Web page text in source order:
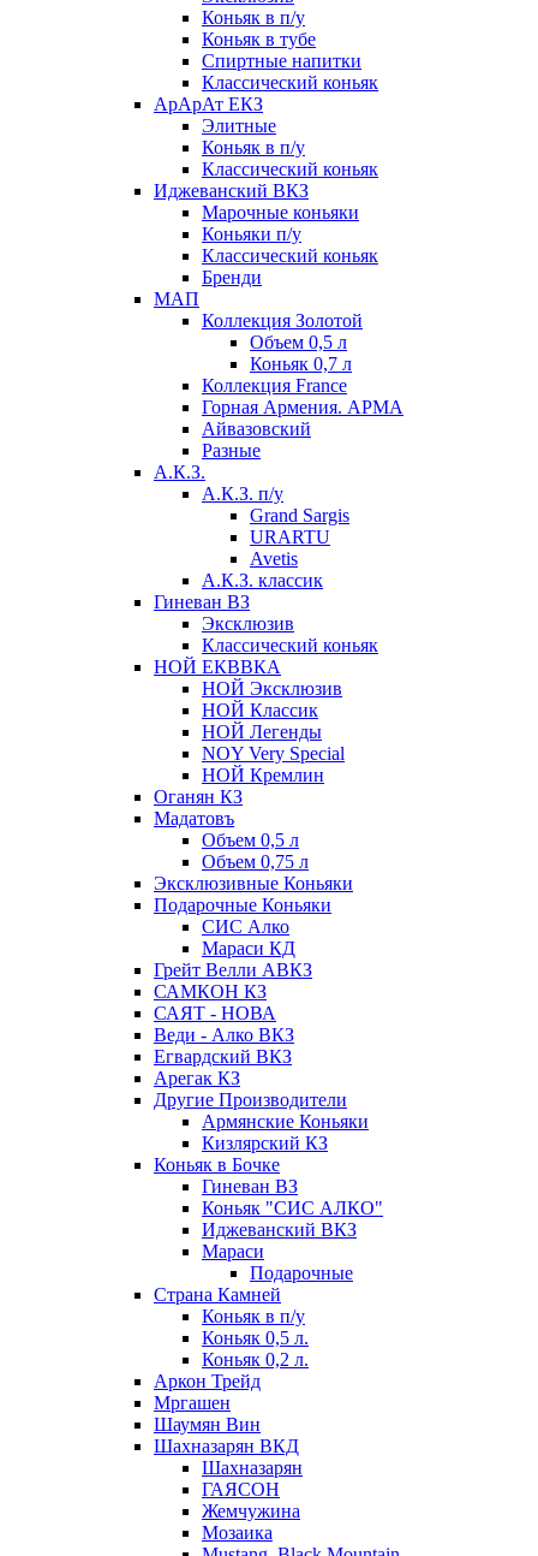
Коньяк в п/у
Коньяк в тубе
Спиртные напитки
Классический коньяк
АрАрАт ЕКЗ
Элитные
Коньяк в п/у
Классический коньяк
Иджеванский ВКЗ
Марочные коньяки
Коньяки п/у
Классический коньяк
Бренди
МАП
Коллекция Золотой
Объем 0,5 л
Коньяк 0,7 л
Коллекция France
Горная Армения. АРМА
Айвазовский
Разные
А.К.З.
А.К.З. п/у
Grand Sargis
URARTU
Avetis
А.К.З. классик
Гиневан ВЗ
Эксклюзив
Классический коньяк
НОЙ ЕКВВКА
НОЙ Эксклюзив
НОЙ Классик
НОЙ Легенды
NOY Very Speсial
НОЙ Кремлин
Оганян КЗ
Мадатовъ
Объем 0,5 л
Объем 0,75 л
Эксклюзивные Коньяки
Подарочные Коньяки
СИС Алко
Мараси КД
Грейт Велли АВКЗ
САМКОН КЗ
САЯТ - НОВА
Веди - Алко ВКЗ
Егвардский ВКЗ
Арегак КЗ
Другие Производители
Армянские Коньяки
Кизлярский КЗ
Коньяк в Бочке
Гиневан ВЗ
Коньяк "СИС АЛКО"
Иджеванский ВКЗ
Мараси
Подарочные
Страна Камней
Коньяк в п/у
Коньяк 0,5 л.
Коньяк 0,2 л.
Аркон Трейд
Мргашен
Шаумян Вин
Шахназарян ВКД
Шахназарян
ГАЯСОН
Жемчужина
Мозаика